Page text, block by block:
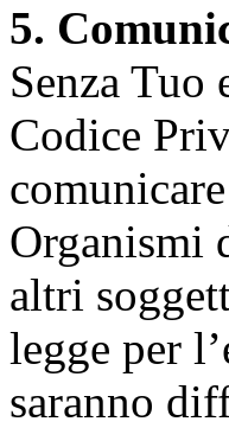
5.
Senza Tuo
Codice
Organismi
altri
legge per
saranno